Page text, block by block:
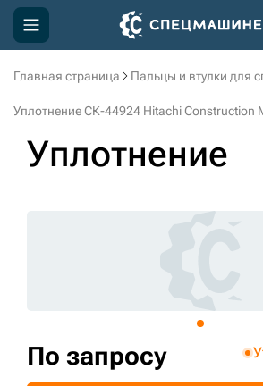
Главная страница Пальцы и втулки для
Уплотнение СК-44924 Hitachi Construction
Уплотнение
По запросу
Компания
Доставка и оплата